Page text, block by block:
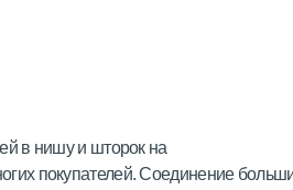
в нишу и шторок на
покупателей. Соединение